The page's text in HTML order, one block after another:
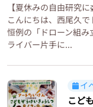
【夏休みの自由研究
こんにちは、西尾久
恒例の「ドローン組
ライバー片手に...
イ
こど